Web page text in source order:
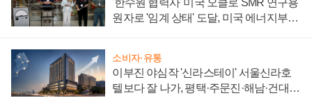
'한수원 협력사' 미국 오클로 SMR 연구용
원자로 '임계 상태' 도달, 미국 에너지부
소비자·유통
이부진 야심작 '신라스테이' 서울신라호
텔보다 잘 나가, 평택·주문진·해남·건대로